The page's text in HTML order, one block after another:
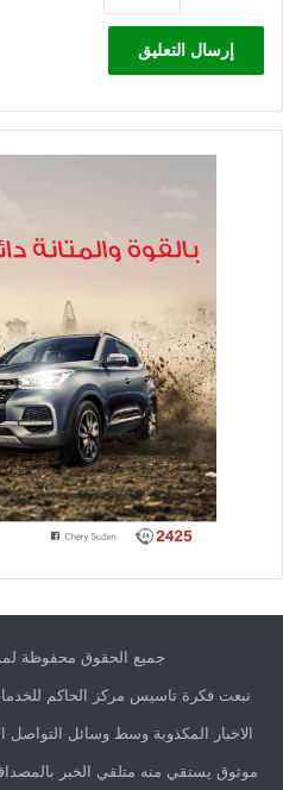
جميع الحقوق محفوظة لموقع
نبعت فكرة تاسيس مركز الحاكم
الاخبار المكذوبة وسط وسائل التواصل
موثوق يستقي منه متلقي الخبر